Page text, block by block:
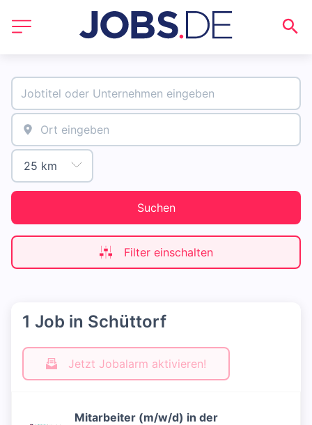
Suchen
Filter einschalten
1 Job in Schüttorf
Jetzt Jobalarm aktivieren!
Mitarbeiter (m/w/d) in der